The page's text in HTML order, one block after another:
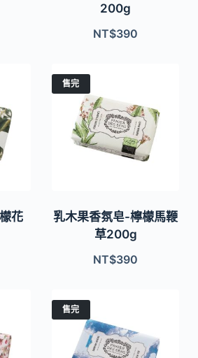
200g
NT$390
花
售完
乳木果香氛皂-檸檬馬鞭
草200g
NT$390
售完